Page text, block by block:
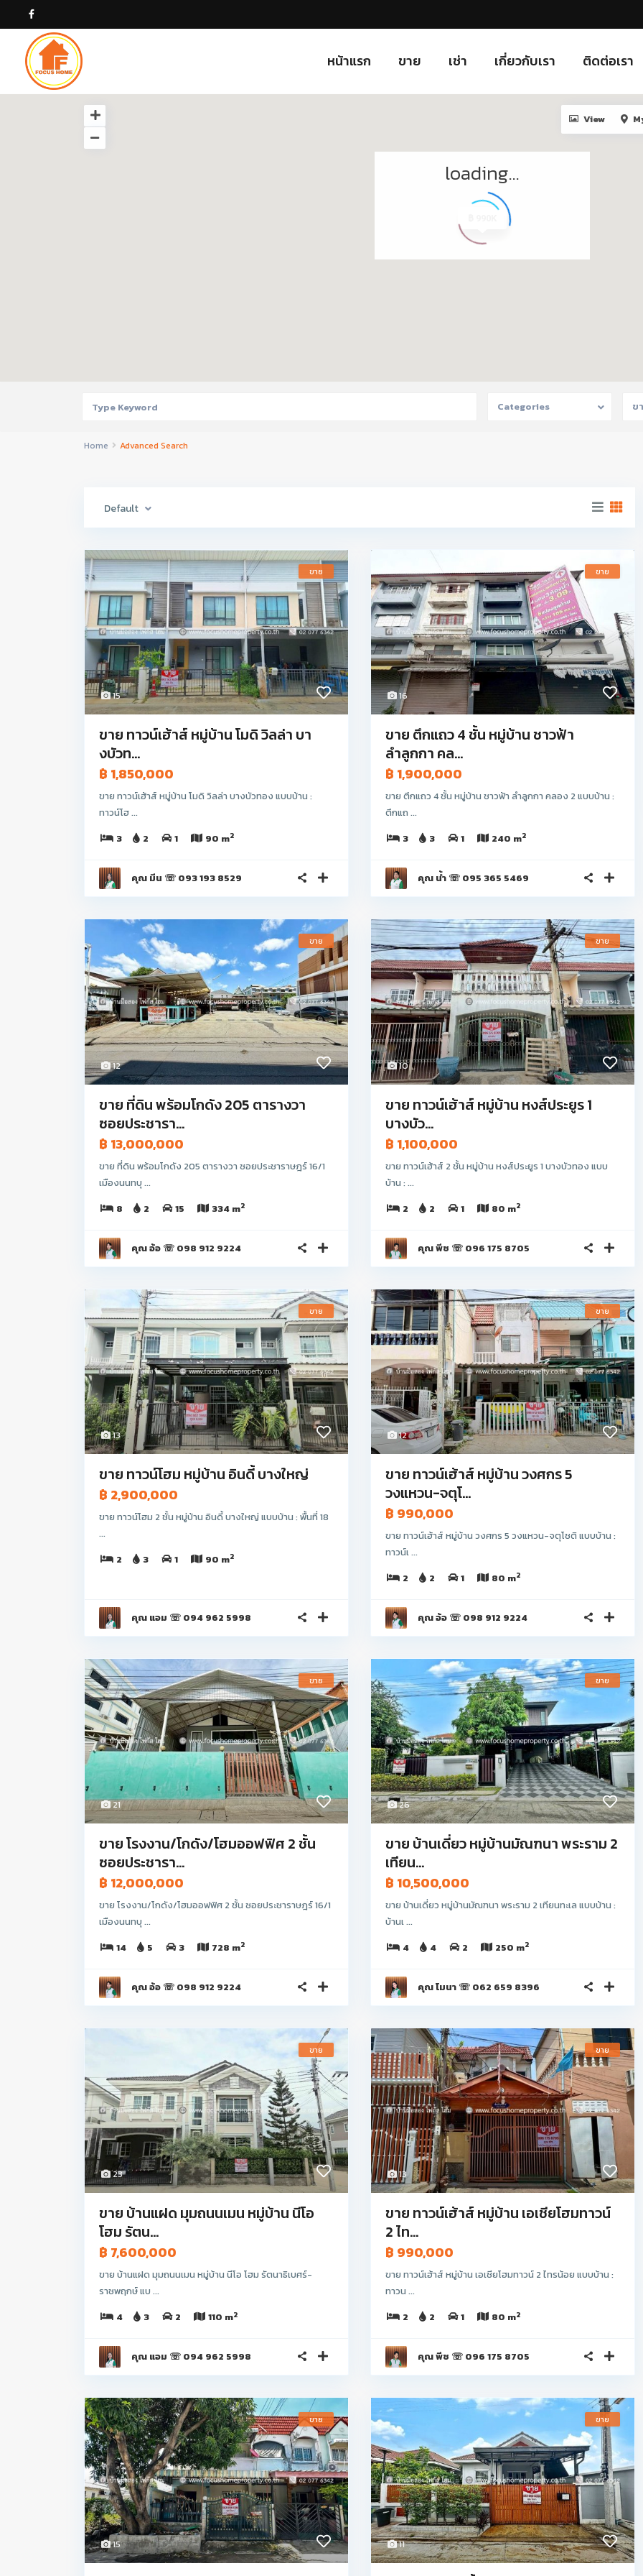
หน้าแรก ขาย เช่า เกี่ยวกับเรา ติดต่อเรา
loading...
View
Categories ข
Home Advanced Search
Default
15
ขาย
ขาย ทาวน์เฮ้าส์ หมู่บ้าน โมดิ วิลล่า บา
งบัวท...
฿ 1,850,000
ขาย ทาวน์เฮ้าส์ หมู่บ้าน โมดิ วิลล่า บางบัวทอง แบบบ้าน :
ทาวน์โฮ ...
3
2 1 90 m2
คุณ มีน ☏ 093 193 8529
16
ขาย
ขาย ตึกแถว 4 ชั้น หมู่บ้าน ชาวฟ้า
ลำลูกกา คล...
฿ 1,900,000
ขาย ตึกแถว 4 ชั้น หมู่บ้าน ชาวฟ้า ลำลูกกา คลอง 2 แบบบ้าน :
ตึกแถ ...
3
3 1 240 m2
คุณ น้ำ ☏ 095 365 5469
12
ขาย
ขาย ที่ดิน พร้อมโกดัง 205 ตารางวา
ซอยประชารา...
฿ 13,000,000
ขาย ที่ดิน พร้อมโกดัง 205 ตารางวา ซอยประชาราษฎร์ 16/1
เมืองนนทบุ ...
8
2 15 334 m2
คุณ อ้อ ☏ 098 912 9224
10
ขาย
ขาย ทาวน์เฮ้าส์ หมู่บ้าน หงส์ประยูร 1
บางบัว...
฿ 1,100,000
ขาย ทาวน์เฮ้าส์ 2 ชั้น หมู่บ้าน หงส์ประยูร 1 บางบัวทอง แบบ
บ้าน : ...
2
2 1 80 m2
คุณ พีช ☏ 096 175 8705
13
ขาย
ขาย ทาวน์โฮม หมู่บ้าน อินดี้ บางใหญ่
฿ 2,900,000
ขาย ทาวน์โฮม 2 ชั้น หมู่บ้าน อินดี้ บางใหญ่ แบบบ้าน : พื้นที่ 18
...
2
3 1 90 m2
คุณ แอม ☏ 094 962 5998
12
ขาย
ขาย ทาวน์เฮ้าส์ หมู่บ้าน วงศกร 5
วงแหวน-จตุโ...
฿ 990,000
ขาย ทาวน์เฮ้าส์ หมู่บ้าน วงศกร 5 วงแหวน-จตุโชติ แบบบ้าน :
ทาวน์เ ...
2
2 1 80 m2
คุณ อ้อ ☏ 098 912 9224
21
ขาย
ขาย โรงงาน/โกดัง/โฮมออฟฟิศ 2 ชั้น
ซอยประชารา...
฿ 12,000,000
ขาย โรงงาน/โกดัง/โฮมออฟฟิศ 2 ชั้น ซอยประชาราษฎร์ 16/1
เมืองนนทบุ ...
14
5 3 728 m2
คุณ อ้อ ☏ 098 912 9224
26
ขาย
ขาย บ้านเดี่ยว หมู่บ้านมัณฑนา พระราม 2
เทียน...
฿ 10,500,000
ขาย บ้านเดี่ยว หมู่บ้านมัณฑนา พระราม 2 เทียนทะเล แบบบ้าน :
บ้านเ ...
4
4 2 250 m2
คุณ โมนา ☏ 062 659 8396
23
ขาย
ขาย บ้านแฝด มุมถนนเมน หมู่บ้าน นีโอ
โฮม รัตน...
฿ 7,600,000
ขาย บ้านแฝด มุมถนนเมน หมู่บ้าน นีโอ โฮม รัตนาธิเบศร์-
ราชพฤกษ์ แบ ...
4
3 2 110 m2
คุณ แอม ☏ 094 962 5998
13
ขาย
ขาย ทาวน์เฮ้าส์ หมู่บ้าน เอเชียโฮมทาวน์
2 ไท...
฿ 990,000
ขาย ทาวน์เฮ้าส์ หมู่บ้าน เอเชียโฮมทาวน์ 2 ไทรน้อย แบบบ้าน :
ทาวน ...
2
2 1 80 m2
คุณ พีช ☏ 096 175 8705
15
ขาย
11
ขาย